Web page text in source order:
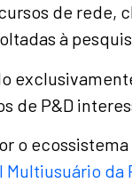
de rede,
à
de P&D
o
da